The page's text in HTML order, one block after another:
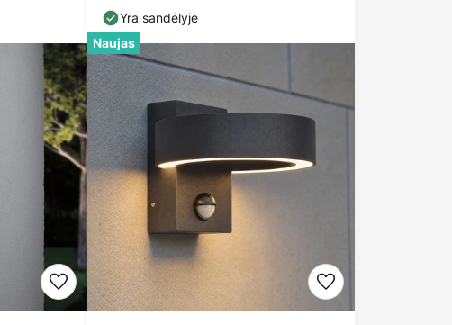
Yra sandėlyje
Naujas